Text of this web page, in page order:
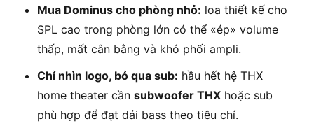
Mua Dominus cho phòng nhỏ: loa thiết kế cho
SPL cao trong phòng lớn có thể «ép» volume
thấp, mất cân bằng và khó phối ampli.
Chỉ nhìn logo, bỏ qua sub: hầu hết hệ THX
home theater cần subwoofer THXhoặc sub
phù hợp để đạt dải bass theo tiêu chí.